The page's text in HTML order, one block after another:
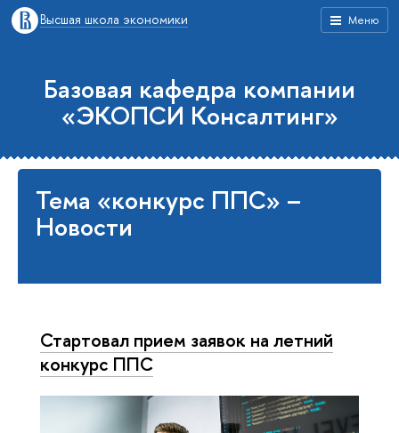
Меню
Высшая школа экономики
Базовая кафедра компании
«ЭКОПСИ Консалтинг»
Тема «конкурс ППС» –
Новости
Стартовал прием заявок на летний
конкурс ППС